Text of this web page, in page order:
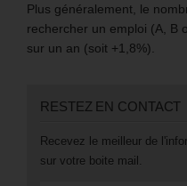
Plus généralement, le
rechercher un emploi (A, B
sur un an (soit +1,8%).
RESTEZ EN CONTACT
Recevez le meilleur de
sur votre boite mail.